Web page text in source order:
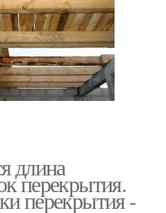
длина
перекрытия.
перекрытия -